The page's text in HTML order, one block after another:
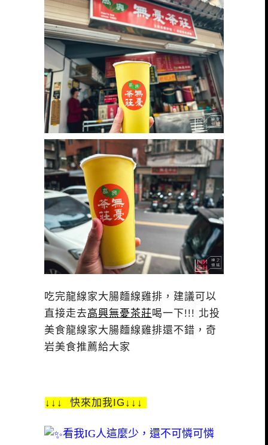
吃完龍線家大腸麵線雞排，建議可以
直接走去高興無憂茶莊喝一下!!! 北投
美食龍線家大腸麵線雞排還不錯，奇
岩美食推薦給大家
↓↓↓ 快來加我IG↓↓↓
看我IG人這麼少，還不可憐可憐